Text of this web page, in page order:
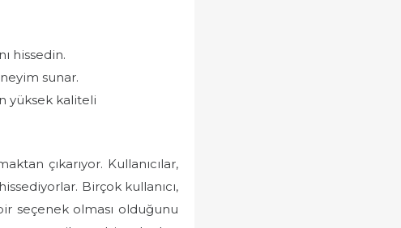
hissedin.
sunar.
yüksek kaliteli
çıkarıyor. Kullanıcılar,
Birçok kullanıcı,
seçenek olması olduğunu